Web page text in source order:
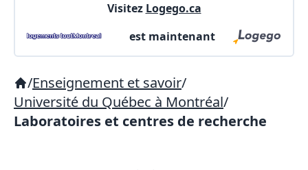
Visitez Logego.ca
est maintenant
/Enseignement et savoir/
Université du Québec à Montréal/
Laboratoires et centres de recherche